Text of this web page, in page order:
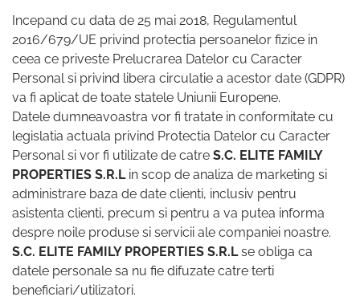
Incepand cu data de 25 mai 2018, Regulamentul
2016/679/UE privind protectia persoanelor fizice in
ceea ce priveste Prelucrarea Datelor cu Caracter
Personal si privind libera circulatie a acestor date (GDPR)
va fi aplicat de toate statele Uniunii Europene.
Datele dumneavoastra vor fi tratate in conformitate cu
legislatia actuala privind Protectia Datelor cu Caracter
Personal si vor fi utilizate de catre S.C. ELITE FAMILY
PROPERTIES S.R.Lin scop de analiza de marketing si
administrare baza de date clienti, inclusiv pentru
asistenta clienti, precum si pentru a va putea informa
despre noile produse si servicii ale companiei noastre.
S.C. ELITE FAMILY PROPERTIES S.R.Lse obliga ca
datele personale sa nu fie difuzate catre terti
beneficiari/utilizatori.